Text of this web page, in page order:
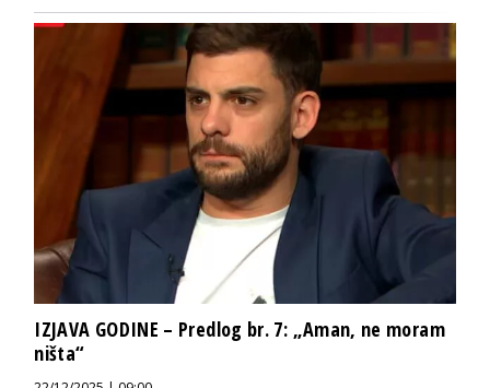
IZJAVA GODINE – Predlog br. 7: „Aman, ne moram
ništa“